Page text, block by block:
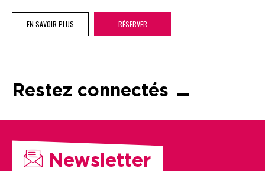
EN SAVOIR PLUS RÉSERVER
Restez connectés
Newsletter